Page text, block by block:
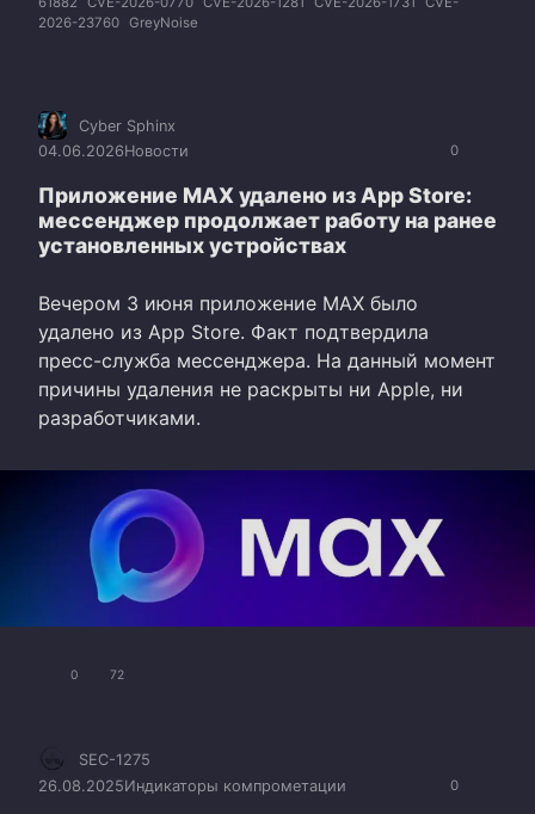
2026-23760 GreyNoise
0
Cyber Sphinx
04.06.2026Новости
Приложение MAX удалено из App Store:
мессенджер продолжает работу на ранее
установленных устройствах
Вечером 3 июня приложение MAX было
удалено из App Store. Факт подтвердила
пресс-служба мессенджера. На данный момент
причины удаления не раскрыты ни Apple, ни
разработчиками.
0 72
0
SEC-1275
26.08.2025Индикаторы компрометации